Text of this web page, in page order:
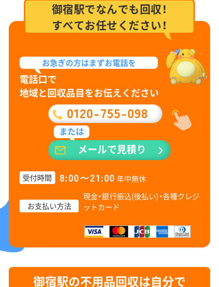
御宿駅でなんでも回収！
すべてお任せください！
お急ぎの方はまずお電話を
電話口で
地域と回収品目をお伝えください
0120-755-098
または
メールで見積り
受付時間 8:00〜21:00 年中無休
お支払い方法
現金・銀行振込(後払い)・各種クレジ
ットカード
御宿駅の不用品回収は自分で